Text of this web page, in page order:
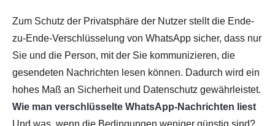
Zum Schutz der Privatsphäre der Nutzer stellt die Ende-
zu-Ende-Verschlüsselung von WhatsApp sicher, dass nur
Sie und die Person, mit der Sie kommunizieren, die
gesendeten Nachrichten lesen können. Dadurch wird ein
hohes Maß an Sicherheit und Datenschutz gewährleistet.
Wie man verschlüsselte WhatsApp-Nachrichten liest